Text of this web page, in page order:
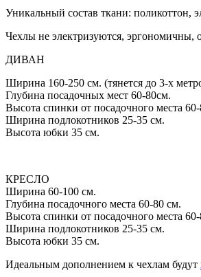
Уникальный состав ткани: поликоттон,
Чехлы не электризуются, эргономичны,
ДИВАН
Ширина 160-250 см. (тянется до 3-х
Глубина посадочных мест 60-80см.
Высота спинки от посадочного места
Ширина подлокотников 25-35 см.
Высота юбки 35 см.
КРЕСЛО
Ширина 60-100 см.
Глубина посадочного места 60-80 см.
Высота спинки от посадочного места
Ширина подлокотников 25-35 см.
Высота юбки 35 см.
Идеальным дополнением к чехлам будут